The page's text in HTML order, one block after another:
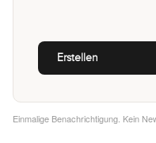
Einmalige Benachrichtigung. Kein